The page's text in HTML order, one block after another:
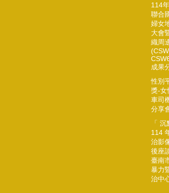
114
聯合
婦女
大會
織周
成果
性別
獎-女
車司
分享
「 沉
114
治影
後座
臺南
暴力
治中